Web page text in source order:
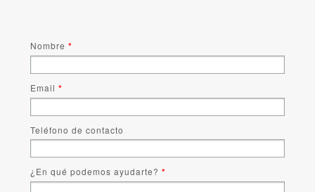
Nombre *
Email *
Teléfono de contacto
¿En qué podemos ayudarte? *